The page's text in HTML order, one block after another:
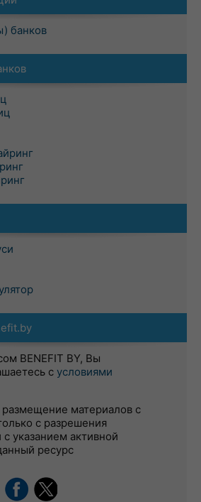
банков
BENEFIT BY, Вы
с условиями
материалов с
с разрешения
указанием активной
ресурс